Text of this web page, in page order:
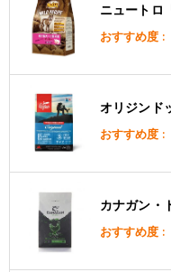
ニュートロ
おすすめ度 :
オリジンド
おすすめ度 :
カナガン・
おすすめ度 :